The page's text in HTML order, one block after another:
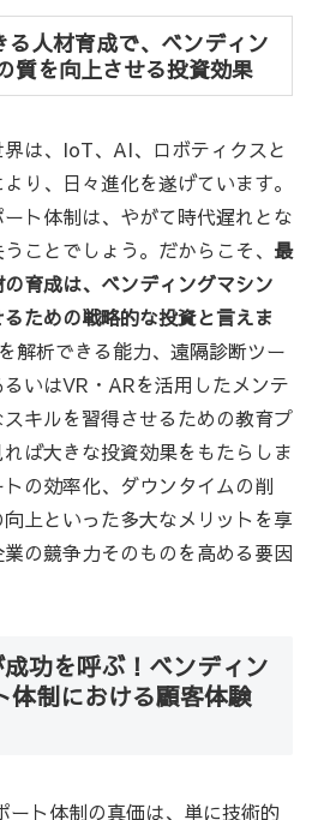
人材育成で、ベンディン
質を向上させる投資効果
は、IoT、AI、ロボティクスと
り、日々進化を遂げています。
ト体制は、やがて時代遅れとな
ことでしょう。だからこそ、 最
育成は、ベンディングマシン
ための戦略的な投資と言えま
解析できる能力、遠隔診断ツー
いはVR・ARを活用したメンテ
キルを習得させるための教育プ
ば大きな投資効果をもたらしま
の効率化、ダウンタイムの削
上といった多大なメリットを享
の競争力そのものを高める要因
成功を呼ぶ！ベンディン
体制における顧客体験
ート体制の真価は、単に技術的